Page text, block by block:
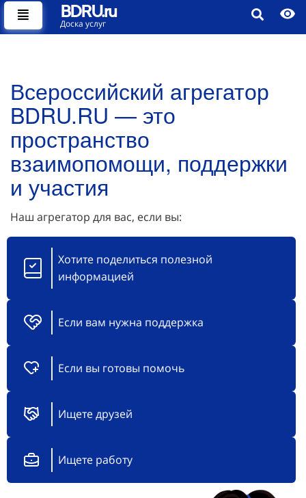
BDRU.ru
Доска услуг
Всероссийский агрегатор
BDRU.RU — это
пространство
взаимопомощи, поддержки
и участия
Наш агрегатор для вас, если вы:
Хотите поделиться полезной
информацией
Если вам нужна поддержка
Если вы готовы помочь
Ищете друзей
Ищете работу